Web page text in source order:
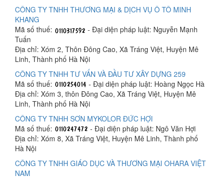
CÔNG TY TNHH THƯƠNG MẠI & DỊCH VỤ Ô TÔ MINH
KHANG
Mã số thuế:
- Đại diện pháp luật: Nguyễn Mạnh
Tuấn
Địa chỉ: Xóm 2, Thôn Đông Cao, Xã Tráng Việt, Huyện Mê
Linh, Thành phố Hà Nội
CÔNG TY TNHH TƯ VẤN VÀ ĐẦU TƯ XÂY DỰNG 259
Mã số thuế:
- Đại diện pháp luật: Hoàng Ngọc Hà
Địa chỉ: Xóm 3, thôn Đông Cao, Xã Tráng Việt, Huyện Mê
Linh, Thành phố Hà Nội
CÔNG TY TNHH SƠN MYKOLOR ĐỨC HỢI
Mã số thuế:
- Đại diện pháp luật: Ngô Văn Hợi
Địa chỉ: Xóm 8, Xã Tráng Việt, Huyện Mê Linh, Thành phố
Hà Nội
CÔNG TY TNHH GIÁO DỤC VÀ THƯƠNG MẠI OHARA VIỆT
NAM